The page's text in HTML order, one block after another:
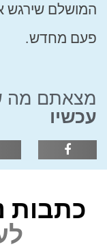
המושלם
פעם מחדש.
מצאתם מה
עכשיו
כתבות